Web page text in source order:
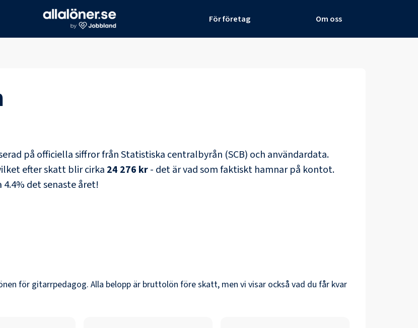
För företag Om oss
på officiella siffror från Statistiska centralbyrån (SCB) och användardata.
efter skatt blir cirka 24 276 kr- det är vad som faktiskt hamnar på kontot.
4.4% det senaste året!
förgitarrpedagog. Alla belopp är bruttolön före skatt, men vi visar också vad du får kvar